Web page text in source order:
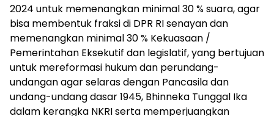
2024 untuk memenangkan minimal 30 % suara, agar
bisa membentuk fraksi di DPR RI senayan dan
memenangkan minimal 30 % Kekuasaan /
Pemerintahan Eksekutif dan legislatif, yang bertujuan
untuk mereformasi hukum dan perundang-
undangan agar selaras dengan Pancasila dan
undang-undang dasar 1945, Bhinneka Tunggal Ika
dalam kerangka NKRI serta memperjuangkan